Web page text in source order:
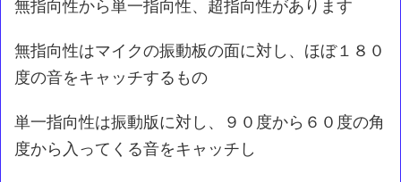
無指向性から単一指向性、超指向性があります
無指向性はマイクの振動板の面に対し、ほぼ１８０
度の音をキャッチするもの
単一指向性は振動版に対し、９０度から６０度の角
度から入ってくる音をキャッチし